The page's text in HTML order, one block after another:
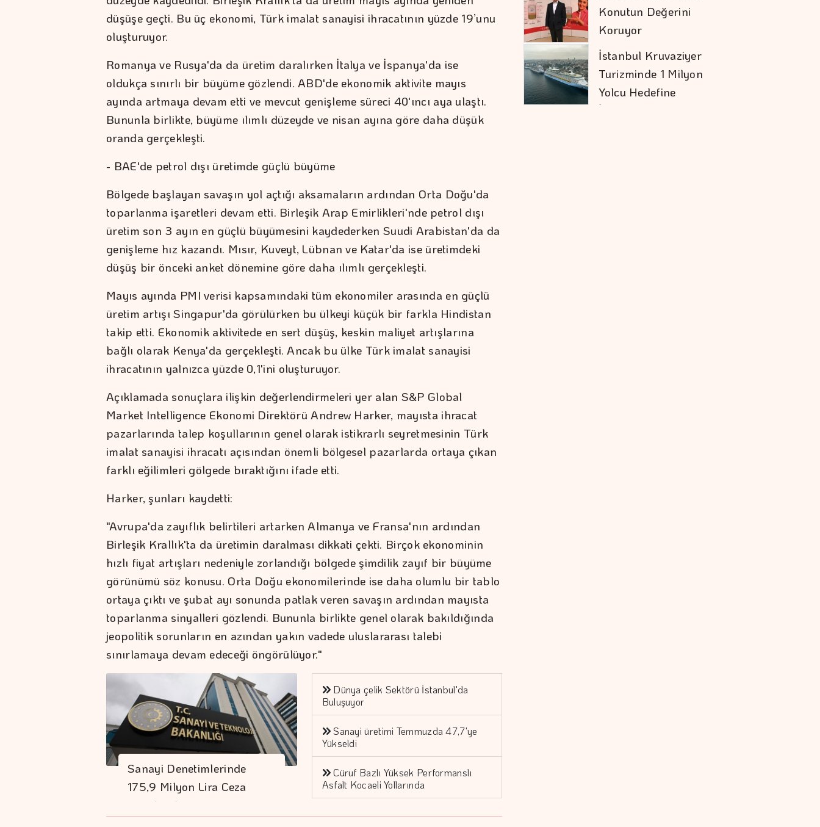
düşüşe geçti. Bu üç ekonomi, Türk imalat sanayisi ihracatının yüzde 19’unu
oluşturuyor.
Romanya ve Rusya'da da üretim daralırken İtalya ve İspanya'da ise
oldukça sınırlı bir büyüme gözlendi. ABD'de ekonomik aktivite mayıs
ayında artmaya devam etti ve mevcut genişleme süreci 40'ıncı aya ulaştı.
Bununla birlikte, büyüme ılımlı düzeyde ve nisan ayına göre daha düşük
oranda gerçekleşti.
- BAE'de petrol dışı üretimde güçlü büyüme
Bölgede başlayan savaşın yol açtığı aksamaların ardından Orta Doğu'da
toparlanma işaretleri devam etti. Birleşik Arap Emirlikleri'nde petrol dışı
üretim son 3 ayın en güçlü büyümesini kaydederken Suudi Arabistan'da da
genişleme hız kazandı. Mısır, Kuveyt, Lübnan ve Katar'da ise üretimdeki
düşüş bir önceki anket dönemine göre daha ılımlı gerçekleşti.
Mayıs ayında PMI verisi kapsamındaki tüm ekonomiler arasında en güçlü
üretim artışı Singapur'da görülürken bu ülkeyi küçük bir farkla Hindistan
takip etti. Ekonomik aktivitede en sert düşüş, keskin maliyet artışlarına
bağlı olarak Kenya'da gerçekleşti. Ancak bu ülke Türk imalat sanayisi
ihracatının yalnızca yüzde 0,1'ini oluşturuyor.
Açıklamada sonuçlara ilişkin değerlendirmeleri yer alan S&P Global
Market Intelligence Ekonomi Direktörü Andrew Harker, mayısta ihracat
pazarlarında talep koşullarının genel olarak istikrarlı seyretmesinin Türk
imalat sanayisi ihracatı açısından önemli bölgesel pazarlarda ortaya çıkan
farklı eğilimleri gölgede bıraktığını ifade etti.
Harker, şunları kaydetti:
"Avrupa'da zayıflık belirtileri artarken Almanya ve Fransa'nın ardından
Birleşik Krallık'ta da üretimin daralması dikkati çekti. Birçok ekonominin
hızlı fiyat artışları nedeniyle zorlandığı bölgede şimdilik zayıf bir büyüme
görünümü söz konusu. Orta Doğu ekonomilerinde ise daha olumlu bir tablo
ortaya çıktı ve şubat ayı sonunda patlak veren savaşın ardından mayısta
toparlanma sinyalleri gözlendi. Bununla birlikte genel olarak bakıldığında
jeopolitik sorunların en azından yakın vadede uluslararası talebi
sınırlamaya devam edeceği öngörülüyor."
Sanayi Denetimlerinde
175,9 Milyon Lira Ceza
Uygulandı
Dünya çelik Sektörü İstanbul'da
Buluşuyor
Sanayi üretimi Temmuzda 47,7'ye
Yükseldi
Cüruf Bazlı Yüksek Performanslı
Asfalt Kocaeli Yollarında
Konutun Değerini
Koruyor
İstanbul Kruvaziyer
Turizminde 1 Milyon
Yolcu Hedefine
İlerliyor